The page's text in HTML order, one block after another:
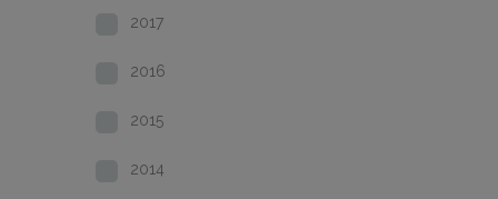
2017
2016
2015
2014